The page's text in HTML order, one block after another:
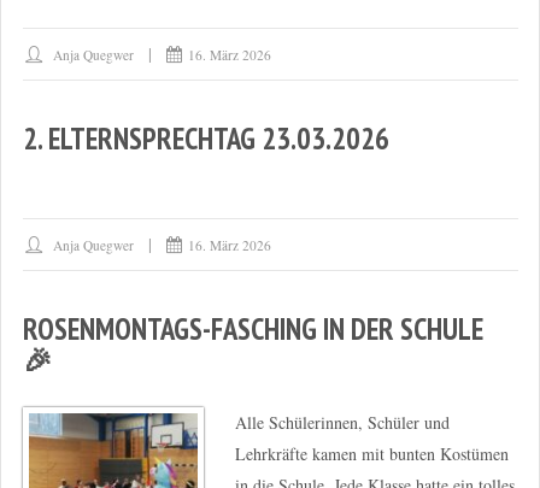
Anja Quegwer 16. März 2026
2. ELTERNSPRECHTAG 23.03.2026
Anja Quegwer 16. März 2026
ROSENMONTAGS-FASCHING IN DER SCHULE
🎉
Alle Schülerinnen, Schüler und
Lehrkräfte kamen mit bunten Kostümen